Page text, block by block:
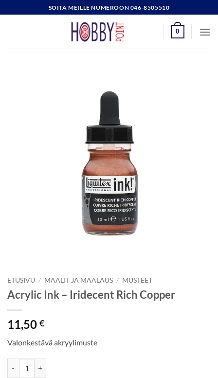
to
SOITA MEILLE NUMEROON 046-8505510
0
ETUSIVU / MAALIT JA MAALAUS / MUSTEET
Acrylic Ink – Iridecent Rich Copper
11,50 €
Valonkestävä akryylimuste